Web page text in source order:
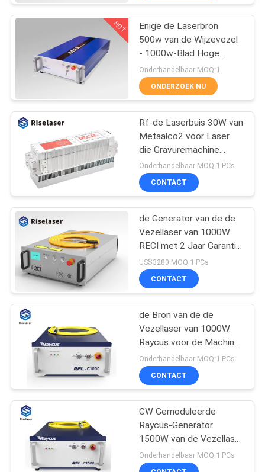
KWALITEITSCONTROLE
NEEM
CONTACT
ONS
OP
EEN
OFFERTE
AANVRAGEN
РУССКИЙ
САЙТ
SITEMAP
PRIVACY
POLICY
De Buissnijmachine
van de vezellaser
25
Laser
Schoonmakende
Machine
108
De handbediende
Machine van het
Laserlassen
160
Fiber Lasermarkeren
HOT
Enige de Laserbron
500w van de Wijzevezel
- 1000w-Blad Hoge
Prestaties Om metaal te
snijden
Onderhandelbaar MOQ:1
ONDERZOEK NU
Rf-de Laserbuis 30W van
Metaalco2 voor Laser
die Gravuremachine
merken
Onderhandelbaar MOQ:1 PCs
CONTACT
de Generator van de de
Vezellaser van 1000W
RECI met 2 Jaar Garantie
Waterkoelings
US$3280 MOQ:1 PCs
CONTACT
de Bron van de de
Vezellaser van 1000W
Raycus voor de Machine
van het de Laserlassen
van de Lasersnijmachine
Onderhandelbaar MOQ:1 PCs
CONTACT
CW Gemoduleerde
Raycus-Generator
1500W van de Vezellaser
voor Lasersnijmachine
Onderhandelbaar MOQ:1 PCs